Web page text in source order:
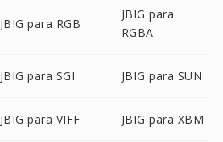
JBIG para RGB
JBIG para
RGBA
JBIG para SGI JBIG para SUN
JBIG para VIFF JBIG para XBM